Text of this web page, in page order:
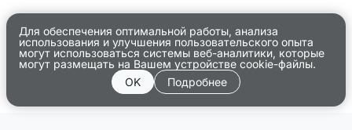
Для обеспечения оптимальной работы, анализа
использования и улучшения пользовательского опыта
могут использоваться системы веб-аналитики, которые
могут размещать на Вашем устройстве cookie-файлы.
OK
Подробнее